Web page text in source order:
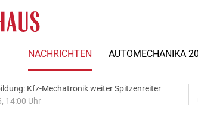
NACHRICHTEN AUTOMECHANIKA
Kfz-Mechatronik weiter Spitzenreiter
14:00 Uhr